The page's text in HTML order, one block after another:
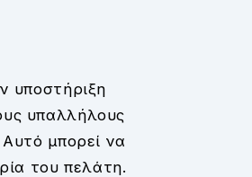
υποστήριξη
υπαλλήλους
μπορεί να
του πελάτη.